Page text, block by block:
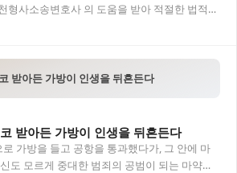
형사소송변호사 의 도움을 받아 적절한 법적
처벌을 최소화할 수…
받아든 가방이 인생을 뒤흔든다
받아든 가방이 인생을 뒤흔든다
가방을 들고 공항을 통과했다가, 그 안에 마
도 모르게 중대한 범죄의 공범이 되는 마약운